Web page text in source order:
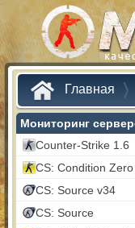
Главная
Мониторинг
Counter-Strike 1.6
CS: Condition Zero
CS: Source v34
CS: Source